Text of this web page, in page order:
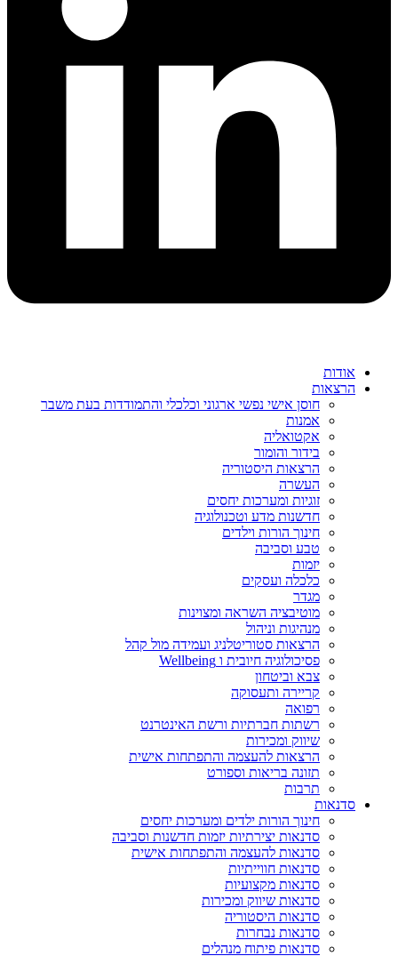
אודות
הרצאות
חוסן אישי נפשי ארגוני וכלכלי והתמודדות בעת משבר
אמנות
אקטואליה
בידור והומור
הרצאות היסטוריה
העשרה
זוגיות ומערכות יחסים
חדשנות מדע וטכנולוגיה
חינוך הורות וילדים
טבע וסביבה
יזמות
כלכלה ועסקים
מגדר
מוטיבציה השראה ומצוינות
מנהיגות וניהול
הרצאות סטוריטלניג ועמידה מול קהל
פסיכולוגיה חיובית ו Wellbeing
צבא וביטחון
קריירה ותעסוקה
רפואה
רשתות חברתיות ורשת האינטרנט
שיווק ומכירות
הרצאות להעצמה והתפתחות אישית
תזונה בריאות וספורט
תרבות
סדנאות
חינוך הורות ילדים ומערכות יחסים
סדנאות יצירתיות יזמות חדשנות וסביבה
סדנאות להעצמה והתפתחות אישית
סדנאות חווייתיות
סדנאות מקצועיות
סדנאות שיווק ומכירות
סדנאות היסטוריה
סדנאות נבחרות
סדנאות פיתוח מנהלים